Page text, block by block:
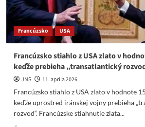
oviec
píše
TEC
Francúzsko USA
Francúzsko stiahlo z USA zlato v
keďže prebieha „transatlantický
JNS
11. apríla 2026
Francúzsko stiahlo z USA zlato v hodnote
keďže uprostred iránskej vojny prebieha
rozvod“. Francúzske stiahnutie zlata...